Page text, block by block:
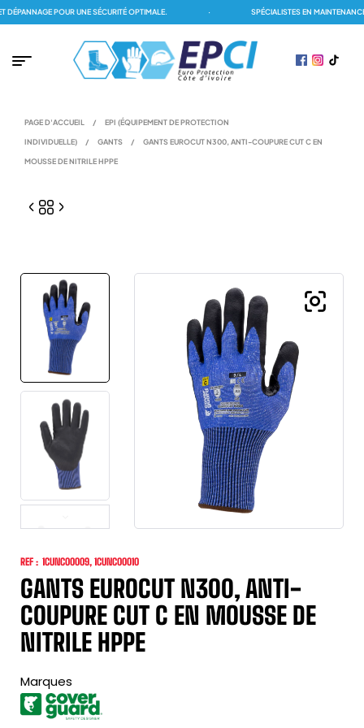
POUR UNE SÉCURITÉ OPTIMALE. SPÉCIALISTES EN MAINTENANCE
PAGE D'ACCUEIL / EPI (ÉQUIPEMENT DE PROTECTION
INDIVIDUELLE) / GANTS / GANTS EUROCUT N300, ANTI-COUPURE CUT C EN
MOUSSE DE NITRILE HPPE
REF : 1CUNC00009, 1CUNC00010
GANTS EUROCUT N300, ANTI-
COUPURE CUT C EN MOUSSE DE
NITRILE HPPE
Marques